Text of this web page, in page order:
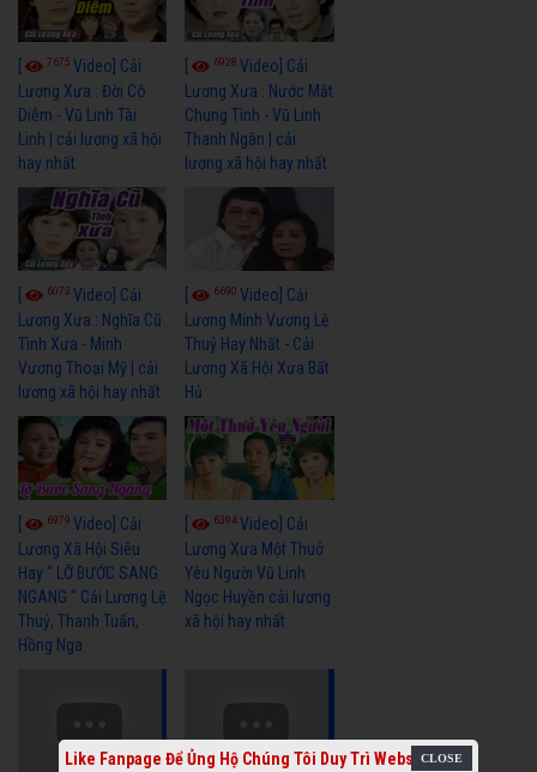
7675 Video] Cải
Lương Xưa : Đời Cô
Diễm - Vũ Linh Tài
Linh | cải lương xã hội
hay nhất
6928Video] Cải
Lương Xưa : Nước Mắt
Chung Tình - Vũ Linh
Thanh Ngân | cải
lương xã hội hay nhất
6073 Video] Cải
Lương Xưa : Nghĩa Cũ
Tình Xưa - Minh
Vương Thoại Mỹ | cải
lương xã hội hay nhất
6690Video] Cải
Lương Minh Vương Lệ
Thuỷ Hay Nhất - Cải
Lương Xã Hội Xưa Bất
Hủ
6979 Video] Cải
Lương Xã Hội Siêu
Hay " LỠ BƯỚC SANG
NGANG " Cải Lương Lệ
Thuỷ, Thanh Tuấn,
Hồng Nga
6394Video] Cải
Lương Xưa Một Thuở
Yêu Người Vũ Linh
Ngọc Huyền cải lương
xã hội hay nhất
Like Fanpage Để Ủng Hộ Chúng Tôi Duy Trì Website